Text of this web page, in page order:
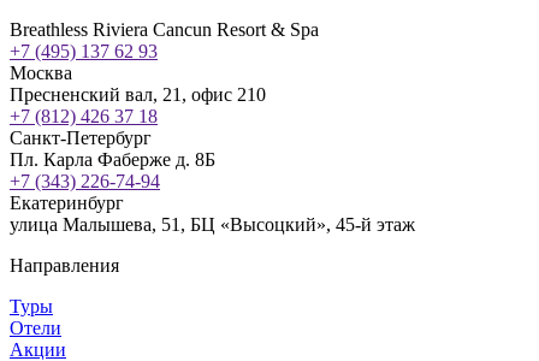
Breathless Riviera Cancun Resort & Spa
+7 (495) 137 62 93
Москва
Пресненский вал, 21, офис 210
+7 (812) 426 37 18
Санкт-Петербург
Пл. Карла Фаберже д. 8Б
+7 (343) 226-74-94
Екатеринбург
улица Малышева, 51, БЦ «Высоцкий», 45-й этаж
Направления
Туры
Отели
Акции